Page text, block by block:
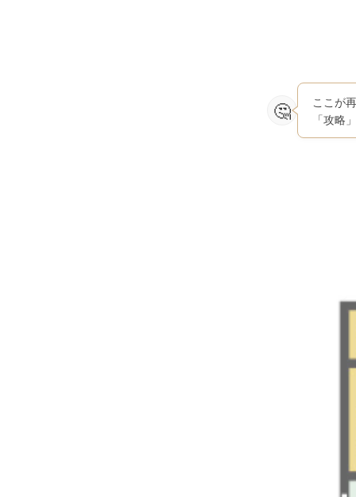
ここが
「攻略